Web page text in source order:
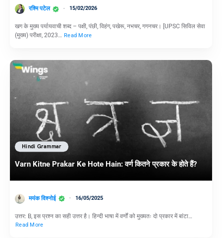
रश्मि पटेल 15/02/2026
खग के मुख्य पर्यायवाची शब्द – पक्षी, पंछी, विहंग, पखेरू, नभचर, गगनचर। [UPSC सिविल सेवा
(मुख्य) परीक्षा, 2023… Read More
Hindi Grammar
Varn Kitne Prakar Ke Hote Hain: वर्ण कितने प्रकार के होते हैं?
मयंक विश्नोई 16/05/2025
उत्तर: B, इस प्रश्न का सही उत्तर है। हिन्दी भाषा में वर्णों को मुख्यतः दो प्रकार में बांटा…
Read More